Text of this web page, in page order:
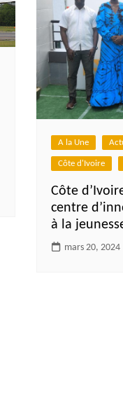
A la Une
Côte d'Ivoire
Côte
centre
à la
mars 20, 2024